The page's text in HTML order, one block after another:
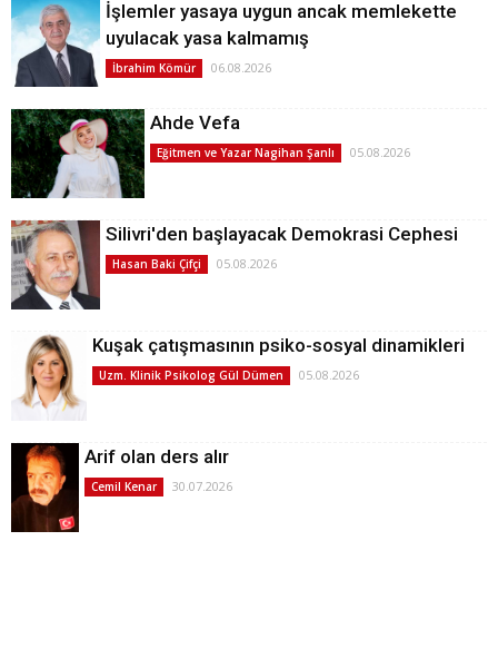
İşlemler yasaya uygun ancak memlekette
uyulacak yasa kalmamış
İbrahim Kömür 06.08.2026
Ahde Vefa
Eğitmen ve Yazar Nagihan Şanlı 05.08.2026
Silivri'den başlayacak Demokrasi Cephesi
Hasan Baki Çifçi 05.08.2026
Kuşak çatışmasının psiko-sosyal dinamikleri
Uzm. Klinik Psikolog Gül Dümen 05.08.2026
Arif olan ders alır
Cemil Kenar 30.07.2026